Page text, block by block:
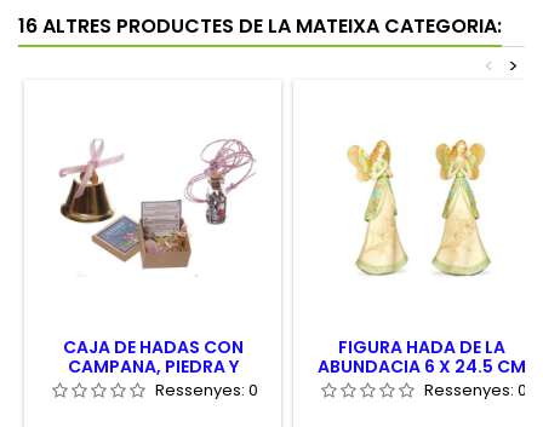
16 ALTRES PRODUCTES DE LA MATEIXA CATEGORIA:
>
<
CAJA DE HADAS CON
CAMPANA, PIEDRA Y
COLGANTERessenyes: 0
FIGURA HADA DE LA
ABUNDACIA 6 X 24.5 CM
Ressenyes: 0